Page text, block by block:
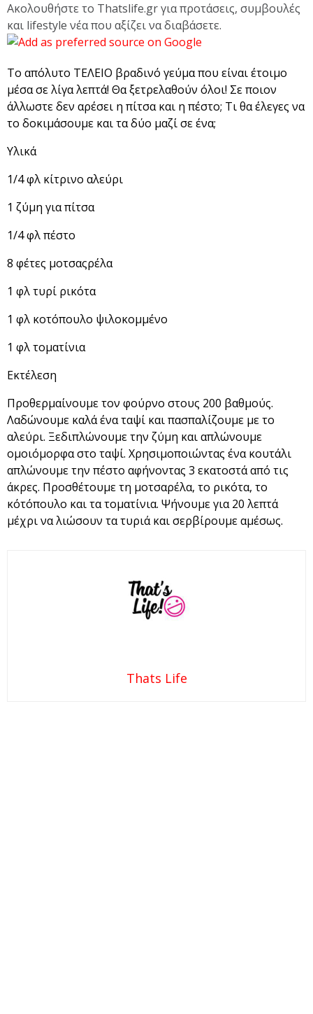
Ακολουθήστε το Thatslife.gr για προτάσεις, συμβουλές
και lifestyle νέα που αξίζει να διαβάσετε.
Το απόλυτο ΤΕΛΕΙΟ βραδινό γεύμα που είναι έτοιμο
μέσα σε λίγα λεπτά! Θα ξετρελαθούν όλοι! Σε ποιον
άλλωστε δεν αρέσει η πίτσα και η πέστο; Τι θα έλεγες να
το δοκιμάσουμε και τα δύο μαζί σε ένα;
Υλικά
1/4 φλ κίτρινο αλεύρι
1 ζύμη για πίτσα
1/4 φλ πέστο
8 φέτες μοτσαςρέλα
1 φλ τυρί ρικότα
1 φλ κοτόπουλο ψιλοκομμένο
1 φλ τοματίνια
Εκτέλεση
Προθερμαίνουμε τον φούρνο στους 200 βαθμούς.
Λαδώνουμε καλά ένα ταψί και πασπαλίζουμε με το
αλεύρι. Ξεδιπλώνουμε την ζύμη και απλώνουμε
ομοιόμορφα στο ταψί. Χρησιμοποιώντας ένα κουτάλι
απλώνουμε την πέστο αφήνοντας 3 εκατοστά από τις
άκρες. Προσθέτουμε τη μοτσαρέλα, το ρικότα, το
κότόπουλο και τα τοματίνια. Ψήνουμε για 20 λεπτά
μέχρι να λιώσουν τα τυριά και σερβίρουμε αμέσως.
Thats Life